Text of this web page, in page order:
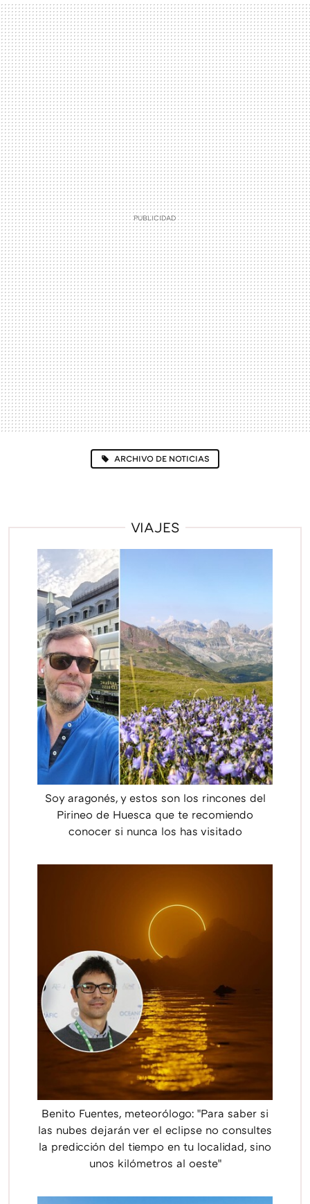
ARCHIVO DE NOTICIAS
VIAJES
Soy aragonés, y estos son los rincones del
Pirineo de Huesca que te recomiendo
conocer si nunca los has visitado
Benito Fuentes, meteorólogo: "Para saber si
las nubes dejarán ver el eclipse no consultes
la predicción del tiempo en tu localidad, sino
unos kilómetros al oeste"